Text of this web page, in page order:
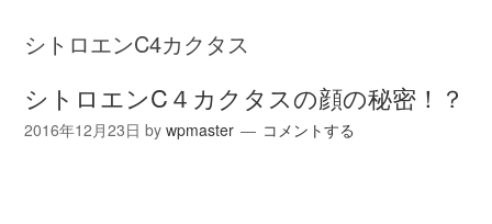
シトロエンC4カクタス
シトロエンC４カクタスの顔の秘密！？
2016年12月23日 bywpmaster コメントする